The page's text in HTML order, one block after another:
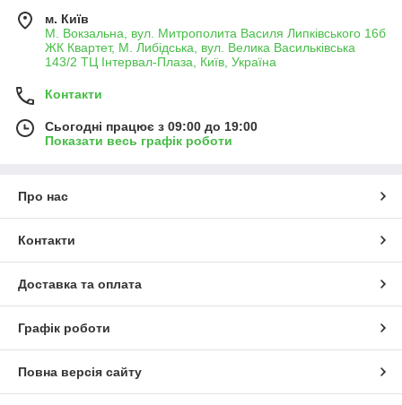
м. Київ
М. Вокзальна, вул. Митрополита Василя Липківського 16б
ЖК Квартет, М. Либідська, вул. Велика Васильківська
143/2 ТЦ Інтервал-Плаза, Київ, Україна
Контакти
Сьогодні працює з 09:00 до 19:00
Показати весь графік роботи
Про нас
Контакти
Доставка та оплата
Графік роботи
Повна версія сайту